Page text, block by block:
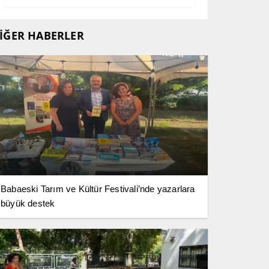
HABERLER
Babaeski Tarım ve Kültür Festivali’nde yazarlara
büyük destek